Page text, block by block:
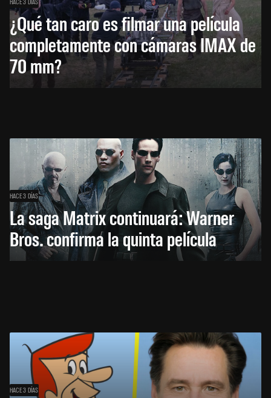
¿Qué tan caro es filmar una película
completamente con cámaras IMAX de
70 mm?
HACE 3 DÍAS
La saga Matrix continuará: Warner
Bros. confirma la quinta película
HACE 3 DÍAS